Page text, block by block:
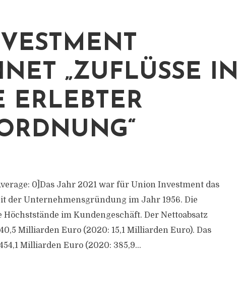
„ZUFLÜSSE IN
ERLEBTER
0]Das Jahr 2021 war für Union Investment das
der Unternehmensgründung im Jahr 1956. Die
im Kundengeschäft. Der Nettoabsatz
Milliarden Euro (2020: 15,1 Milliarden Euro). Das
Milliarden Euro (2020: 385,9...